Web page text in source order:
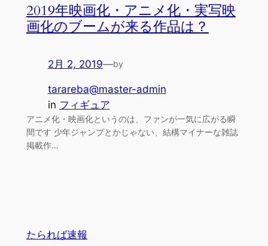
2019年映画化・アニメ化・実写映
画化のブームが来る作品は？
2月 2, 2019—by
tarareba@master-admin
in フィギュア
アニメ化・映画化というのは、ファンが一気に広がる瞬
間です 少年ジャンプとかじゃない、結構マイナーな雑誌
掲載作…
たられば速報